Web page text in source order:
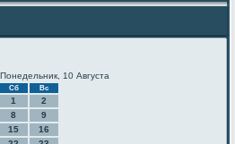
10 Августа
Сб Вс
1
2
8
9
15
16